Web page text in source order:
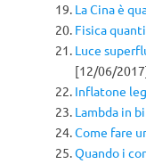
La Cina è
Fisica
Luce
[12/06/
Inflatone
Lambda in
Come fare
Quando i